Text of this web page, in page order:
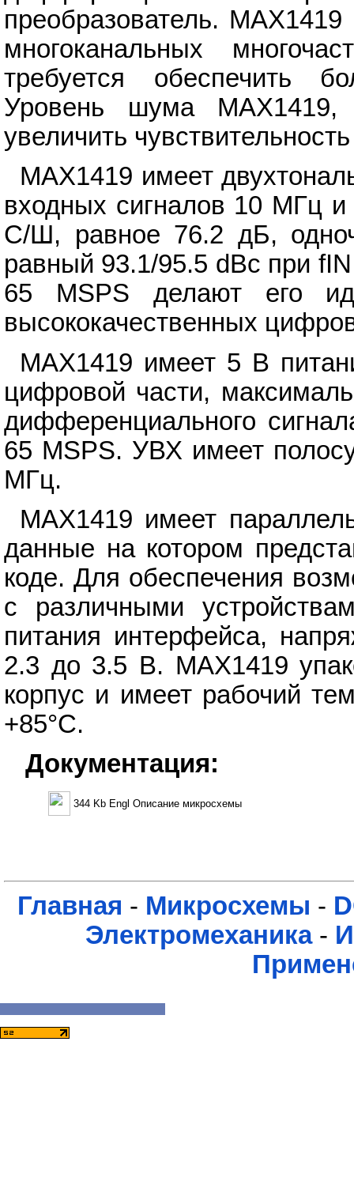
преобразователь.
многоканальных
требуется обеспечить
Уровень шума
увеличить
MAX1419 имеет
входных сигналов 10 МГц
С/Ш, равное 76.2 дБ,
равный 93.1/95.5 dBc при
65 MSPS делают его
высококачественных
MAX1419 имеет 5 В
цифровой части,
дифференциального
65 MSPS. УВХ имеет
МГц.
MAX1419 имеет
данные на котором
коде. Для обеспечения
с различными
питания интерфейса,
2.3 до 3.5 В. MAX1419
корпус и имеет рабочий
+85°C.
Документация:
344 Kb Engl Описание микросхемы
Главная - Микросхемы -
Электромеханика-